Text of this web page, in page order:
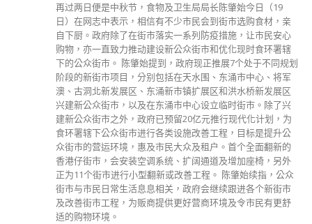
再过两日便是中秋节，食物及卫生局局长陈肇始今日（19
日）在网志中表示，相信有不少市民会到街市选购食材，亲
自下厨。政府除了在街市落实一系列防疫措施，让市民安心
购物，亦一直致力推动建设新公众街市和优化现时食环署辖
下的公众街市。 陈肇始提到，政府现正推展7个处于不同规划
阶段的新街市项目，分别包括在天水围、东涌市中心、将军
澳、古洞北新发展区、东涌新市镇扩展区和洪水桥新发展区
兴建新公众街市，以及在东涌市中心设立临时街市。除了兴
建新公众街市之外，政府已预留20亿元推行现代化计划，为
食环署辖下公众街市进行各类设施改善工程，目标是提升公
众街市的营运环境，惠及市民大众及租户。首个全面翻新的
香港仔街市，会安装空调系统、扩阔通道及增加座椅，另外
正为11个街市进行小型翻新或改善工程。 陈肇始续指，公众
街市与市民日常生活息息相关，政府会继续跟进各个新街市
及改善街市工程，为贩商提供更好营商环境及令市民有更舒
适的购物环境。